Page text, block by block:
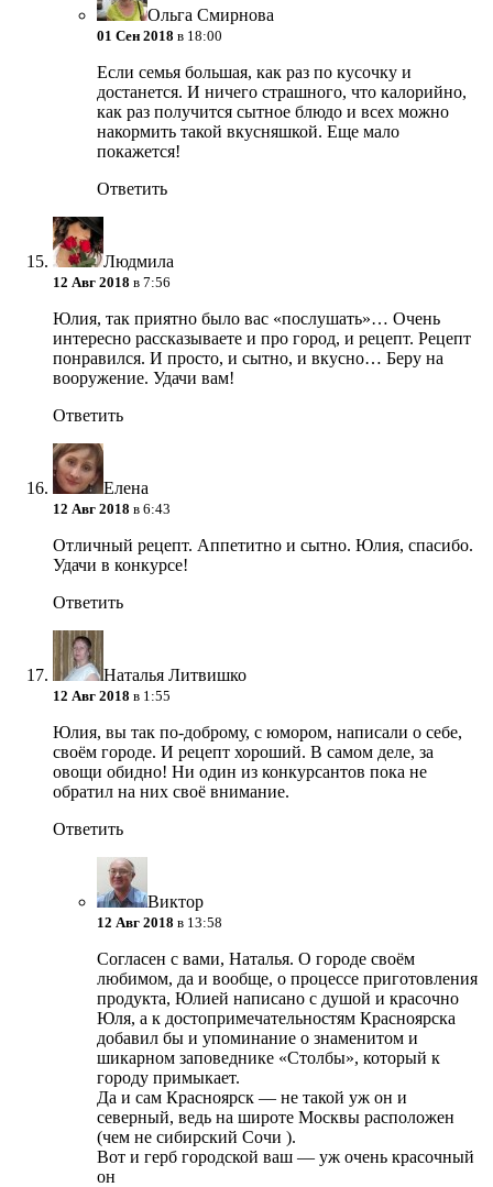
Ольга Смирнова
01 Сен 2018 в 18:00
Если семья большая, как раз по кусочку и
достанется. И ничего страшного, что калорийно,
как раз получится сытное блюдо и всех можно
накормить такой вкусняшкой. Еще мало
покажется!
Ответить
Людмила
12 Авг 2018 в 7:56
Юлия, так приятно было вас «послушать»… Очень
интересно рассказываете и про город, и рецепт. Рецепт
понравился. И просто, и сытно, и вкусно… Беру на
вооружение. Удачи вам!
Ответить
Елена
12 Авг 2018 в 6:43
Отличный рецепт. Аппетитно и сытно. Юлия, спасибо.
Удачи в конкурсе!
Ответить
Наталья Литвишко
12 Авг 2018 в 1:55
Юлия, вы так по-доброму, с юмором, написали о себе,
своём городе. И рецепт хороший. В самом деле, за
овощи обидно! Ни один из конкурсантов пока не
обратил на них своё внимание.
Ответить
Виктор
12 Авг 2018 в 13:58
Согласен с вами, Наталья. О городе своём
любимом, да и вообще, о процессе приготовления
продукта, Юлией написано с душой и красочно
Юля, а к достопримечательностям Красноярска
добавил бы и упоминание о знаменитом и
шикарном заповеднике «Столбы», который к
городу примыкает.
Да и сам Красноярск — не такой уж он и
северный, ведь на широте Москвы расположен
(чем не сибирский Сочи ).
Вот и герб городской ваш — уж очень красочный
он